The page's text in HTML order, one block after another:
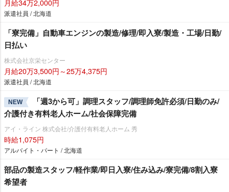
月給34万2,000円
派遣社員 / 北海道
「寮完備」自動車エンジンの製造/修理/即入寮/製造・工場/日勤/
日払い
株式会社京栄センター
月給20万3,500円～25万4,375円
派遣社員 / 北海道
NEW
「週3から可」調理スタッフ/調理師免許必須/日勤のみ/
介護付き有料老人ホーム/社会保障完備
アイ・ライン 株式会社/介護付有料老人ホーム 秀
時給1,075円
アルバイト・パート / 北海道
部品の製造スタッフ/軽作業/即日入寮/住み込み/寮完備/8割入寮
希望者